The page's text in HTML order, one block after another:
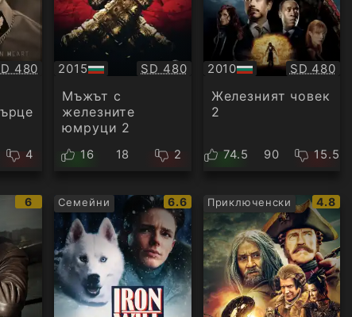
480
4
2015
БГ
аудио
Качество:
SD 480
Мъжът с
железните
юмруци 2
16 18 2
2010
БГ
аудио
SD 480
Железният човек
2
74.5 90 15.5
IMDb
рейтинг:
6 Семейни
IMDb
рейтинг:
6.6 Приключенски
IMDb
4.8